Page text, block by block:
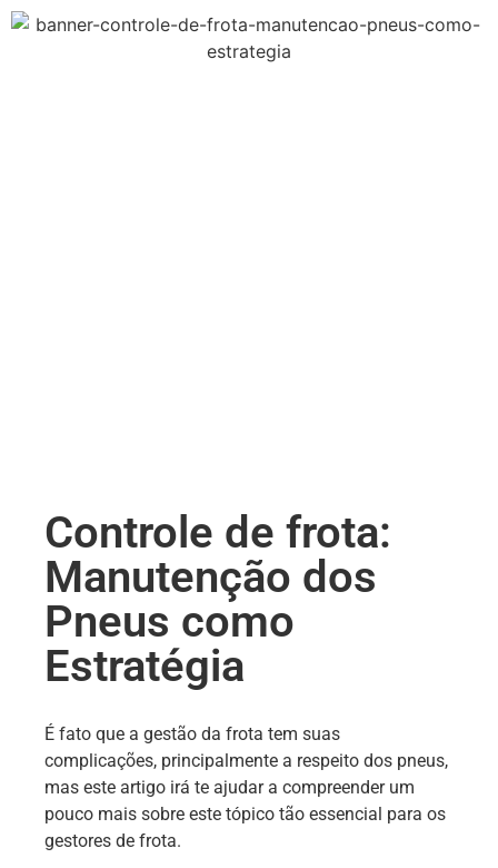
Controle de frota:
Manutenção dos
Pneus como
Estratégia
É fato que a gestão da frota tem suas
complicações, principalmente a respeito dos pneus,
mas este artigo irá te ajudar a compreender um
pouco mais sobre este tópico tão essencial para os
gestores de frota.